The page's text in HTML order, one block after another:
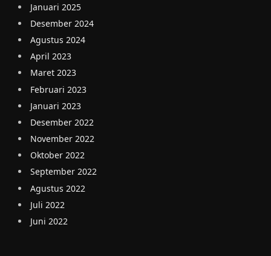
Januari 2025
Desember 2024
Agustus 2024
April 2023
Maret 2023
Februari 2023
Januari 2023
Desember 2022
November 2022
Oktober 2022
September 2022
Agustus 2022
Juli 2022
Juni 2022